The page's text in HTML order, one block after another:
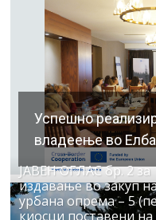
Успешно
владеење во
ЈАВЕН ОГЛАС бр. 2 за
издавање во закуп
урбана опрема – 5
киосци поставени